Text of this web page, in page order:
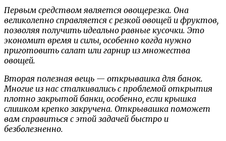
Первым средством является овощерезка. Она
великолепно справляется с резкой овощей и фруктов,
позволяя получить идеально равные кусочки. Это
экономит время и силы, особенно когда нужно
приготовить салат или гарнир из множества
овощей.
Вторая полезная вещь — открывашка для банок.
Многие из нас сталкивались с проблемой открытия
плотно закрытой банки, особенно, если крышка
слишком крепко закручена. Открывашка поможет
вам справиться с этой задачей быстро и
безболезненно.